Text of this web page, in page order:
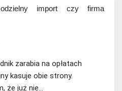
import czy firma
zarabia na opłatach
kasuje obie strony.
że już nie…